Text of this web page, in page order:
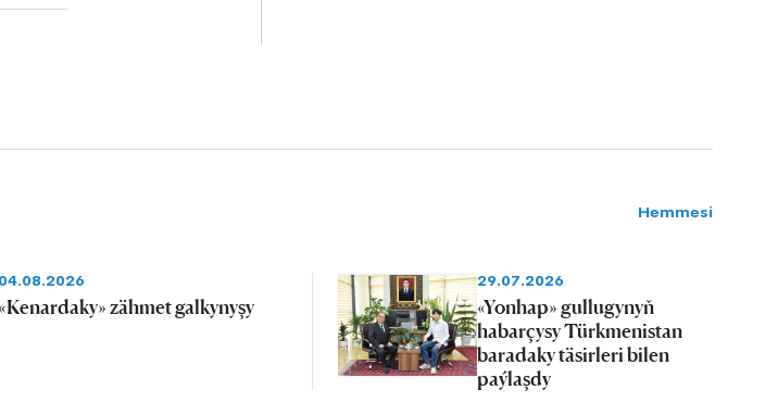
Hemmesi
04.08.2026
«Kenardaky» zähmet galkynyşy
29.07.2026
«Yonhap» gullugynyň
habarçysy Türkmenistan
baradaky täsirleri bilen
paýlaşdy